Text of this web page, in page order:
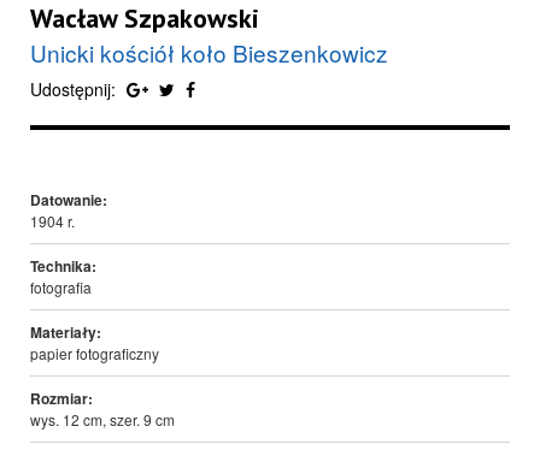
Wacław Szpakowski
Unicki kościół koło Bieszenkowicz
Udostępnij:
Datowanie:
1904 r.
Technika:
fotografia
Materiały:
papier fotograficzny
Rozmiar:
wys. 12 cm, szer. 9 cm